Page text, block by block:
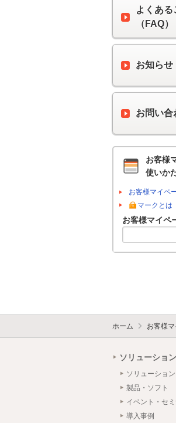
よくある
（FAQ）
お知らせ
お問い合
お客様
使いか
お客様マイペ
マークとは
お客様マイペ
ホーム お客様
ソリューショ
ソリューショ
製品・ソフト
イベント・セ
導入事例